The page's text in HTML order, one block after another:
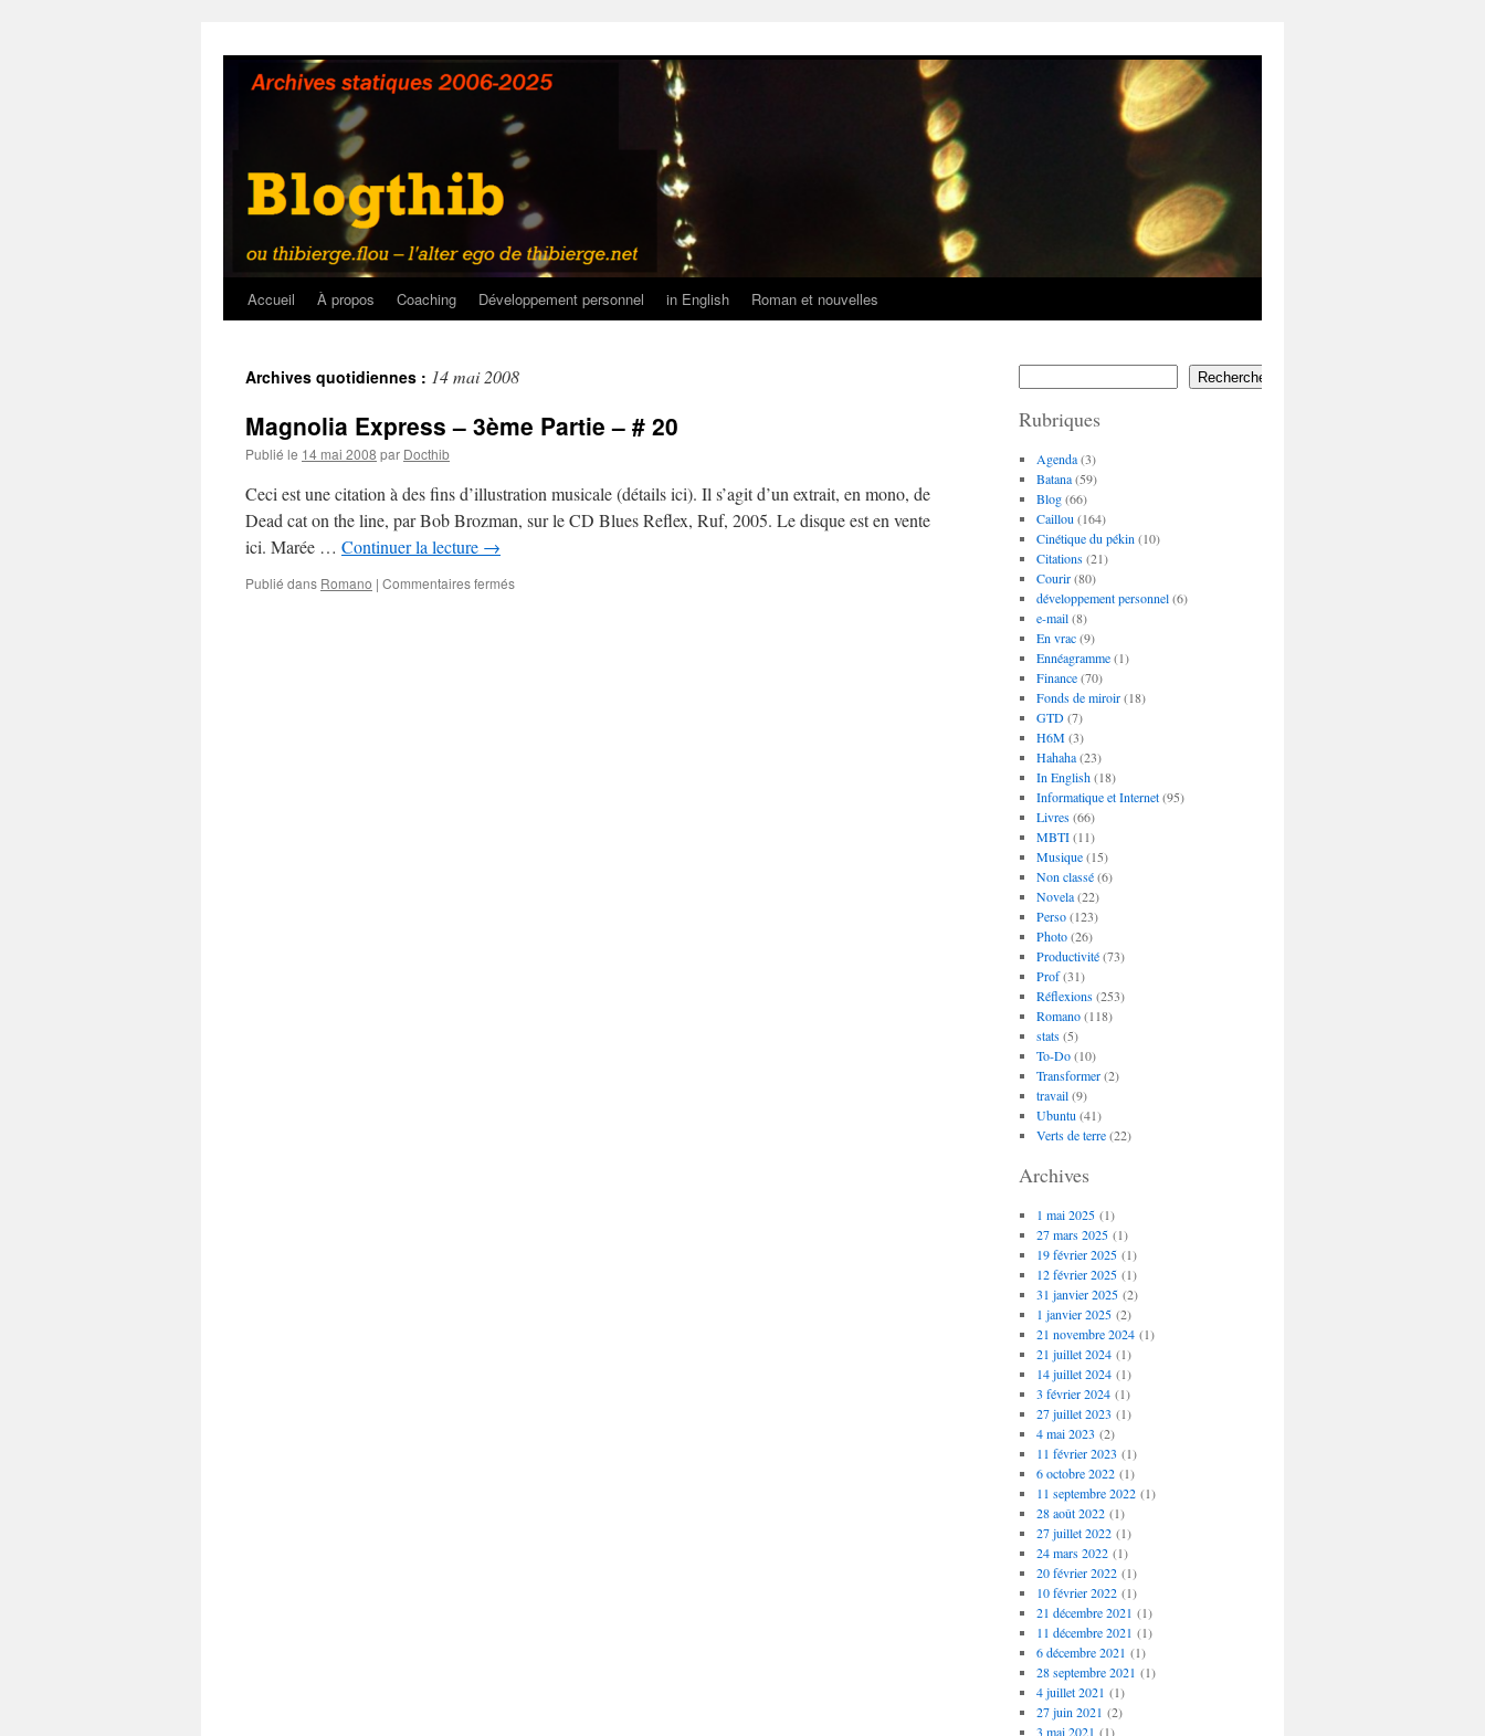
contenu
Accueil À propos Coaching Développement personnel in English Roman et nouvelles
Archives quotidiennes : 14 mai 2008
Magnolia Express – 3ème Partie – # 20
Publié le 14 mai 2008 par Docthib
Ceci est une citation à des fins d’illustration musicale (détails ici). Il s’agit d’un extrait, en mono, de
Dead cat on the line, par Bob Brozman, sur le CD Blues Reflex, Ruf, 2005. Le disque est en vente
ici. Marée … Continuer la lecture →
Publié dans Romano | Commentaires ferméssur
Rechercher
Rubriques
Agenda(3)
Batana(59)
Blog(66)
Caillou (164)
Cinétique du pékin (10)
Citations(21)
Courir(80)
développement personnel(6)
e-mail(8)
En vrac(9)
Ennéagramme(1)
Finance(70)
Fonds de miroir(18)
GTD(7)
H6M(3)
Hahaha(23)
In English(18)
Informatique et Internet(95)
Livres(66)
MBTI(11)
Musique(15)
Non classé(6)
Novela(22)
Perso(123)
Photo(26)
Productivité(73)
Prof(31)
Réflexions(253)
Romano(118)
stats(5)
To-Do(10)
Transformer(2)
travail(9)
Ubuntu (41)
Verts de terre(22)
Archives
1 mai 2025(1)
27 mars 2025(1)
19 février 2025(1)
12 février 2025(1)
31 janvier 2025(2)
1 janvier 2025(2)
21 novembre 2024(1)
21 juillet 2024(1)
14 juillet 2024(1)
3 février 2024(1)
27 juillet 2023 (1)
4 mai 2023 (2)
11 février 2023 (1)
6 octobre 2022(1)
11 septembre 2022(1)
28 août 2022(1)
27 juillet 2022(1)
24 mars 2022(1)
20 février 2022(1)
10 février 2022(1)
21 décembre 2021 (1)
11 décembre 2021 (1)
6 décembre 2021 (1)
28 septembre 2021 (1)
4 juillet 2021 (1)
27 juin 2021 (2)
3 mai 2021 (1)